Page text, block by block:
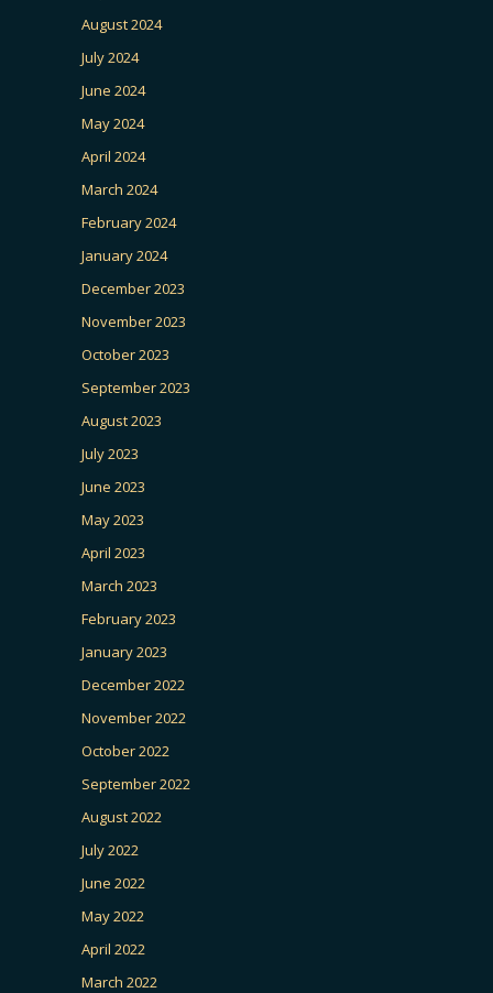
August 2024
July 2024
June 2024
May 2024
April 2024
March 2024
February 2024
January 2024
December 2023
November 2023
October 2023
September 2023
August 2023
July 2023
June 2023
May 2023
April 2023
March 2023
February 2023
January 2023
December 2022
November 2022
October 2022
September 2022
August 2022
July 2022
June 2022
May 2022
April 2022
March 2022